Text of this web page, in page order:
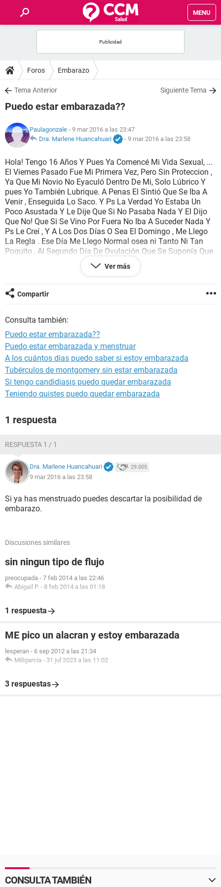
MENU
FOROS
SALUD
NUTRICIÓN
BIENESTAR
SEXUALIDAD
GLOSARIO
Foros Embarazo
Tema Anterior Siguiente Tema
Puedo estar embarazada??
Paulagonzale - 9 mar 2016 a las 23:47
Dra. Marlene Huancahuari
- 9 mar 2016 a las 23:58
Hola! Tengo 16 Años Y Pues Ya Comencé Mi Vida Sexual, ...
El Viernes Pasado Fue Mi Primera Vez, Pero Sin Proteccion ,
Ya Que Mi Novio No Eyaculó Dentro De Mi, Solo Lúbrico Y
pues Yo También Lubrique. A Penas El Sintió Que Se Iba A
Venir , Enseguida Lo Saco. Y Ps La Verdad Yo Estaba Un
Poco Asustada Y Le Dije Que Si No Pasaba Nada Y El Dijo
Que No! Que Si Se Vino Por Fuera No Iba A Suceder Nada Y
Ps Le Creí , Y A Los Dos Días O Sea El Domingo , Me Llego
La Regla . Ese Día Me Llego Normal osea ni Tanto Ni Tan
Poquito , Al Segundo Día De Ovulación Que Se Suponía Que
Me Iba A Llegar Un Poco Mas Bastante Me Llego Menos , Y
Al Tercer Día Me Llego Muy Poquito Como Si Se Me Fuera A
Nada! como Si Se Me Hubiera Quitado , Y Ps La Verdad
Tengo Mucho Miedo , Sera Porque Fue Mi Primera Vez O
Mas No 3 Y Así Como Me Llegó Tan Poquito Y Ps Quisiera
Saber , No Quisiera Que Fuera Un Embarazo , Me Pueden
Ayudar Por Favor !!
Ver más
Compartir
Consulta también:
Puedo estar embarazada??
Puedo estar embarazada y menstruar
A los cuántos dias puedo saber si estoy embarazada
Tubérculos de montgomery sin estar embarazada
Si tengo candidiasis puedo quedar embarazada
Teniendo quistes puedo quedar embarazada
1 respuesta
RESPUESTA 1 / 1
Dra. Marlene Huancahuari 29.005
9 mar 2016 a las 23:58
Si ya has menstruado puedes descartar la posibilidad de
embarazo.
Discusiones similares
sin ningun tipo de flujo
preocupada - 7 feb 2014 a las 22:46
Abigail P. - 8 feb 2014 a las 01:18
1 respuesta
ME pico un alacran y estoy embarazada
lesperan - 6 sep 2012 a las 21:34
Miligarcia - 31 jul 2023 a las 11:02
3 respuestas
CONSULTA TAMBIÉN